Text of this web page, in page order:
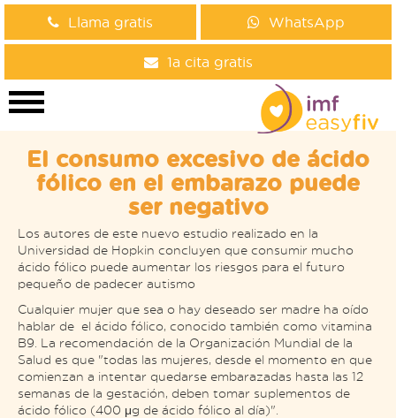
Llama gratis WhatsApp
1a cita gratis
El consumo excesivo de ácido
fólico en el embarazo puede
ser negativo
Los autores de este nuevo estudio realizado en la
Universidad de Hopkin concluyen que consumir mucho
ácido fólico puede aumentar los riesgos para el futuro
pequeño de padecer autismo
Cualquier mujer que sea o hay deseado ser madre ha oído
hablar de el ácido fólico, conocido también como vitamina
B9. La recomendación de la Organización Mundial de la
Salud es que "todas las mujeres, desde el momento en que
comienzan a intentar quedarse embarazadas hasta las 12
semanas de la gestación, deben tomar suplementos de
ácido fólico (400 μg de ácido fólico al día)".